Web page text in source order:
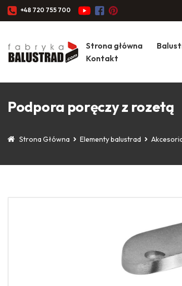
+48 720 755 700
Strona główna
Kontakt
Podpora poręczy z rozetą
Strona Główna Elementy balustrad